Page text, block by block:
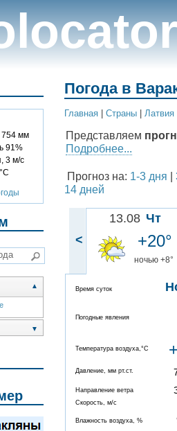
754 мм
91%
3 м/с
▲
▼
Погода в
Главная Cтраны Латвия
Представляем
Подробнее...
Прогноз на: 1-3 дня
14 дней
<
13.08 Чт
+20°
ночью +8°
Время суток
Погодные явления
Температура воздуха,°C
Давление, мм рт.ст.
Направление ветра
Скорость, м/с
Влажность воздуха, %